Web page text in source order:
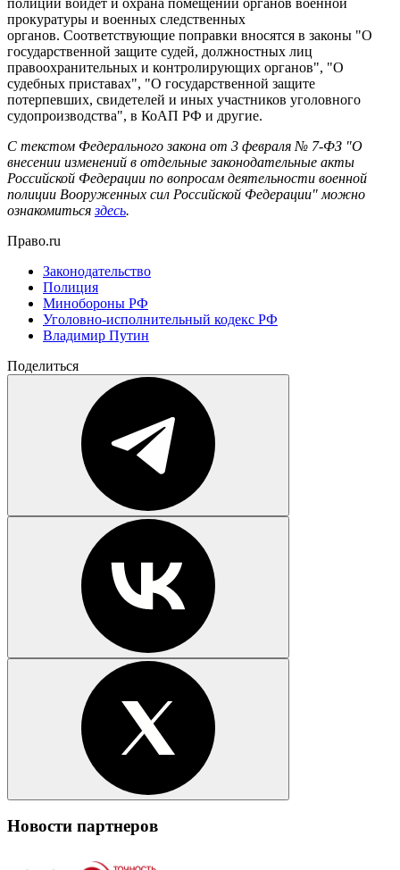
прокуратуры и военных следственных
органов. Соответствующие поправки вносятся в законы "О
государственной защите судей, должностных лиц
правоохранительных и контролирующих органов", "О
судебных приставах", "О государственной защите
потерпевших, свидетелей и иных участников уголовного
судопроизводства", в КоАП РФ и другие.
С текстом Федерального закона от 3 февраля № 7-ФЗ "О
внесении изменений в отдельные законодательные акты
Российской Федерации по вопросам деятельности военной
полиции Вооруженных сил Российской Федерации" можно
ознакомитьсяздесь.
Право.ru
Законодательство
Полиция
Минобороны РФ
Уголовно-исполнительный кодекс РФ
Владимир Путин
Поделиться
Новости партнеров